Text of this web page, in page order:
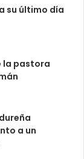
su último día
la pastora
a un